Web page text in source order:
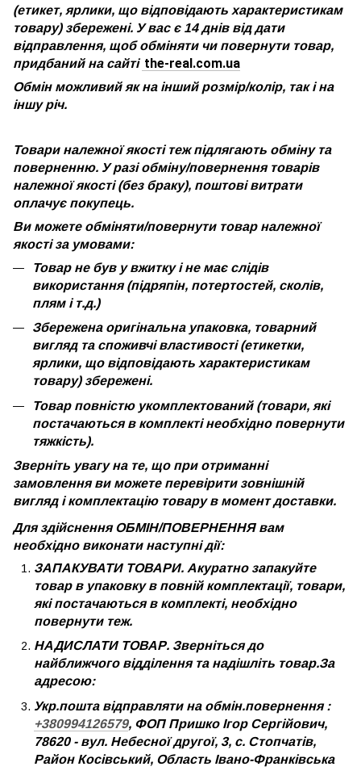
(етикет, ярлики, що відповідають характеристикам
товару) збережені. У вас є 14 днів від дати
відправлення, щоб обміняти чи повернути товар,
придбаний на сайті the-real.com.ua
Обмін можливий як на інший розмір/колір, так і на
іншу річ.
Товари належної якості теж підлягають обміну та
поверненню. У разі обміну/повернення товарів
належної якості (без браку), поштові витрати
оплачує покупець.
Ви можете обміняти/повернути товар належної
якості за умовами:
Товар не був у вжитку і не має слідів
використання (підряпін, потертостей, сколів,
плям і т.д.)
Збережена оригінальна упаковка, товарний
вигляд та споживчі властивості (етикетки,
ярлики, що відповідають характеристикам
товару) збережені.
Товар повністю укомплектований (товари, які
постачаються в комплекті необхідно повернути
тяжкість).
Зверніть увагу на те, що при отриманні
замовлення ви можете перевірити зовнішній
вигляд і комплектацію товару в момент доставки.
Для здійснення ОБМІН/ПОВЕРНЕННЯ вам
необхідно виконати наступні дії:
ЗАПАКУВАТИ ТОВАРИ. Акуратно запакуйте
товар в упаковку в повній комплектації, товари,
які постачаються в комплекті, необхідно
повернути теж.
НАДИСЛАТИ ТОВАР. Зверніться до
найближчого відділення та надішліть товар.За
адресою:
Укр.пошта відправляти на обмін.повернення :
+380994126579, ФОП Пришко Ігор Сергійович,
78620 - вул. Небесної другої, 3, с. Стопчатів,
Район Косівський, Область Івано-Франківська